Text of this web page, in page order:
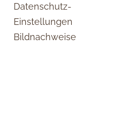
Datenschutz-
Einstellungen
Bildnachweise